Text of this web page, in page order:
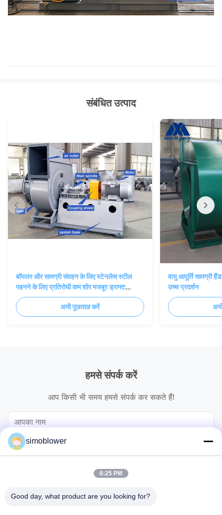
संबंधित उत्पाद
बॉयलर और सामग्री संवहन के लिए स्टेनलेस स्टील
पहनने के लिए प्रतिरोधी कम शोर मजबूर ड्राफ्ट
केन्द्रापसारक पंखा
अभी पूछताछ करें
वायु आपूर्ति सामग्री
उच्च प्रदर्शन
हमसे संपर्क करें
आप किसी भी समय हमसे संपर्क कर सकते हैं!
simoblower
6:25 PM
Good day, what product are you looking for?